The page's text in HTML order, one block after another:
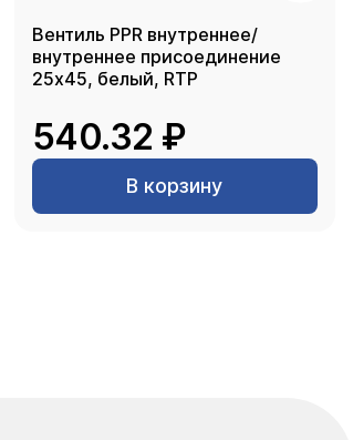
Вентиль PPR внутреннее/
внутреннее присоединение
25х45, белый, RTP
540.32 ₽
В корзину